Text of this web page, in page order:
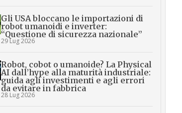
Gli USA bloccano le importazioni di
robot umanoidi e inverter:
“Questione di sicurezza nazionale”
29 Lug 2026
Robot, cobot o umanoide? La Physical
AI dall’hype alla maturità industriale:
guida agli investimenti e agli errori
da evitare in fabbrica
28 Lug 2026